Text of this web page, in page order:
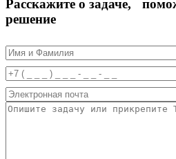
Расскажите о задаче,
решение